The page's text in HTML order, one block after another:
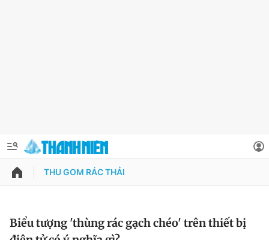
QUẢNG CÁO
Thông tin tài khoản
THU GOM RÁC THẢI
Biểu tượng 'thùng rác gạch chéo' trên thiết bị